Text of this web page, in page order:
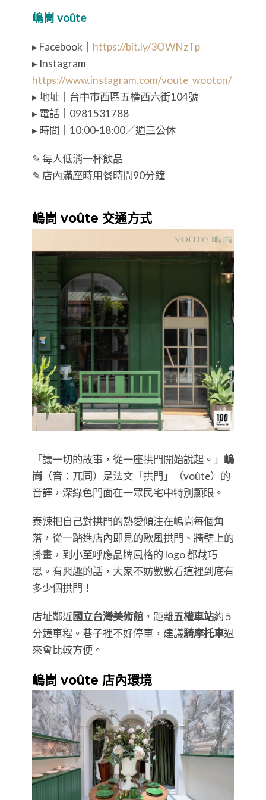
嵨峝 voûte
▸ Facebook｜ https://bit.ly/3OWNzTp
▸ Instagram｜
https://www.instagram.com/voute_wooton/
▸ 地址｜台中市西區五權西六街104號
▸ 電話｜0981531788
▸ 時間｜10:00-18:00／週三公休
✎ 每人低消一杯飲品
✎ 店內滿座時用餐時間90分鐘
嵨峝 voûte 交通方式
「讓一切的故事，從一座拱門開始說起。」 嵨
峝 （音：兀同）是法文「拱門」（voûte）的
音譯，深綠色門面在一眾民宅中特別顯眼。
泰辣把自己對拱門的熱愛傾注在嵨峝每個角
落，從一踏進店內即見的歐風拱門、牆壁上的
掛畫，到小至呼應品牌風格的 logo 都藏巧
思。有興趣的話，大家不妨數數看這裡到底有
多少個拱門！
店址鄰近國立台灣美術館 ，距離五權車站約 5
分鐘車程。巷子裡不好停車，建議騎摩托車過
來會比較方便。
嵨峝 voûte 店內環境